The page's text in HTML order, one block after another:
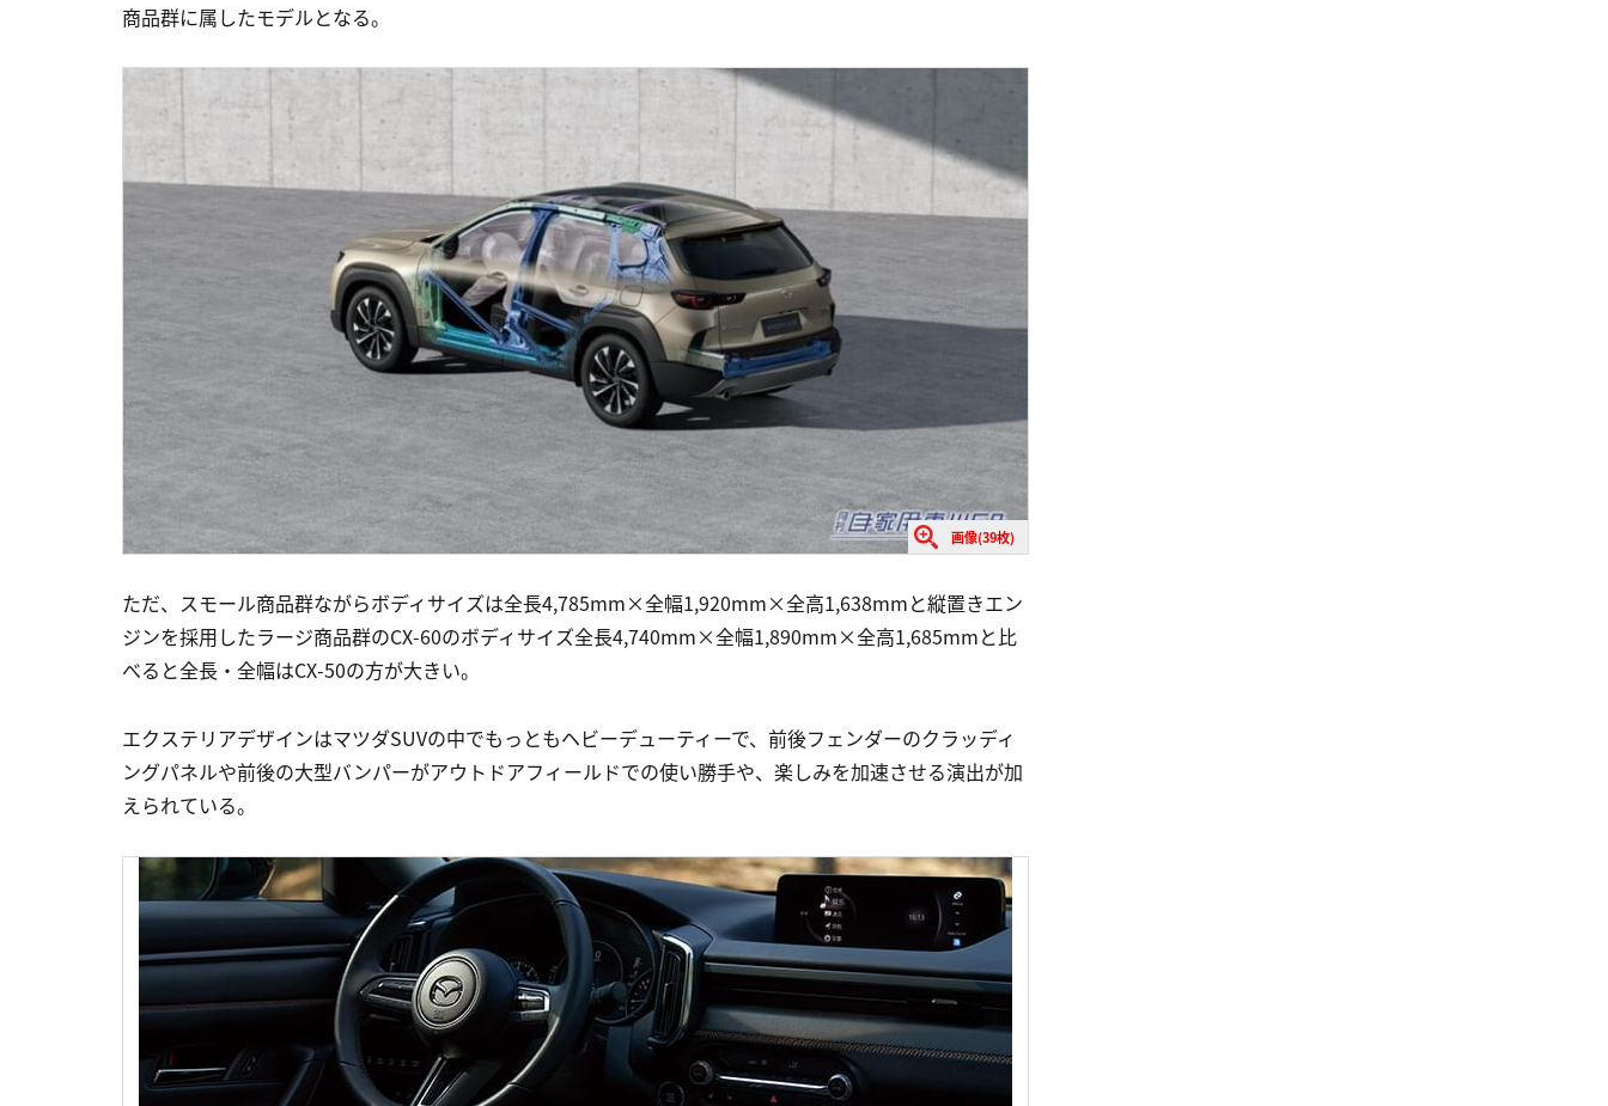
商品群に属したモデルとなる。
画像(39枚)
ただ、スモール商品群ながらボディサイズは全長4,785mm×全幅1,920mm×全高1,638mmと縦置きエン
ジンを採用したラージ商品群のCX-60のボディサイズ全長4,740mm×全幅1,890mm×全高1,685mmと比
べると全長・全幅はCX-50の方が大きい。
エクステリアデザインはマツダSUVの中でもっともヘビーデューティーで、前後フェンダーのクラッディ
ングパネルや前後の大型バンパーがアウトドアフィールドでの使い勝手や、楽しみを加速させる演出が加
えられている。